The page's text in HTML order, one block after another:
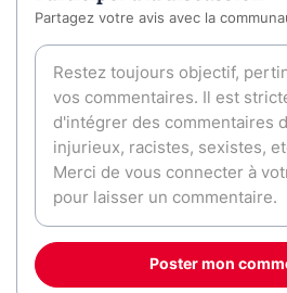
Partagez votre avis avec la
Poster mon